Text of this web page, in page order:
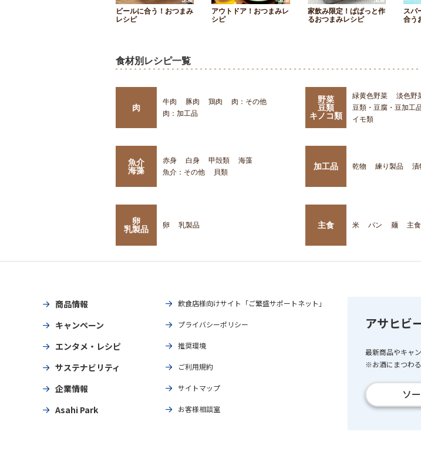
ビールに合う！おつまみ
レシピ
アウトドア！おつまみレ
シピ
家飲み限定！ぱぱっと作
るおつまみレシピ
スパ
合う
食材別レシピ一覧
肉
牛肉 豚肉 鶏肉
肉：その他
肉：加工品
野菜
豆類
キノコ類
緑黄色野菜
淡色野
豆類・豆腐・豆加工
イモ類
魚介
海藻
赤身 白身 甲殻類
海藻
魚介：その他
貝類
加工品 乾物 練り製品 漬
卵
乳製品
卵 乳製品 主食 米 パン 麺 主
商品情報
キャンペーン
エンタメ・レシピ
サステナビリティ
企業情報
Asahi Park
飲食店様向けサイト「ご繁盛サポートネット」
プライバシーポリシー
推奨環境
ご利用規約
サイトマップ
お客様相談室
アサヒビ
最新商品やキャ
※お酒にまつわ
ソ